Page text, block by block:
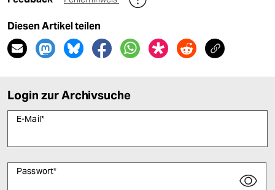
Diesen Artikel teilen
Login zur Archivsuche
E-Mail*
Passwort*